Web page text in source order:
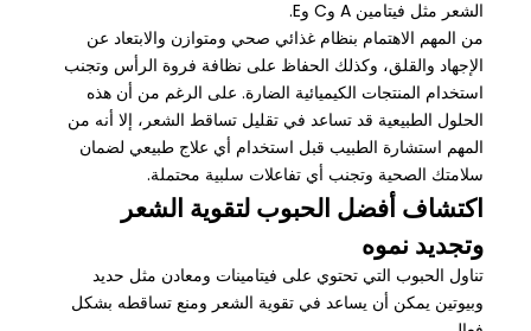
الشعر مثل فيتامين A وC وE.
من المهم الاهتمام بنظام غذائي صحي ومتوازن والابتعاد عن
الإجهاد والقلق، وكذلك الحفاظ على نظافة فروة الرأس وتجنب
استخدام المنتجات الكيميائية الضارة. على الرغم من أن هذه
الحلول الطبيعية قد تساعد في تقليل تساقط الشعر، إلا أنه من
المهم استشارة الطبيب قبل استخدام أي علاج طبيعي لضمان
سلامتك الصحية وتجنب أي تفاعلات سلبية محتملة.
اكتشاف أفضل الحبوب لتقوية الشعر
وتجديد نموه
تناول الحبوب التي تحتوي على فيتامينات ومعادن مثل حديد
وبيوتين يمكن أن يساعد في تقوية الشعر ومنع تساقطه بشكل